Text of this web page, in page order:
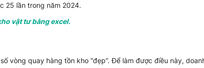
25 lần trong năm 2024.
vật tư bằng excel.
vòng quay hàng tồn kho “đẹp”. Để làm được điều này,